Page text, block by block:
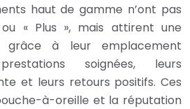
haut de gamme n’ont pas
« Plus », mais attirent une
grâce à leur emplacement
soignées, leurs
et leurs retours positifs. Ces
à-oreille et la réputation